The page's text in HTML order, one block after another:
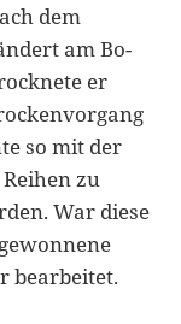
dem
am Bo­
er
so mit der
zu
War diese
bearbeitet.